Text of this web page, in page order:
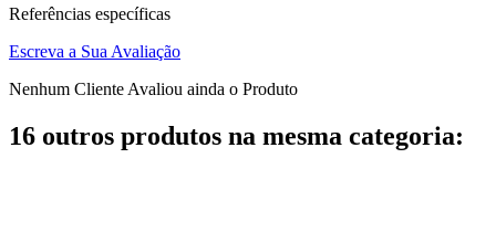
Referências específicas
Escreva a Sua Avaliação
Nenhum Cliente Avaliou ainda o Produto
16 outros produtos na mesma categoria: